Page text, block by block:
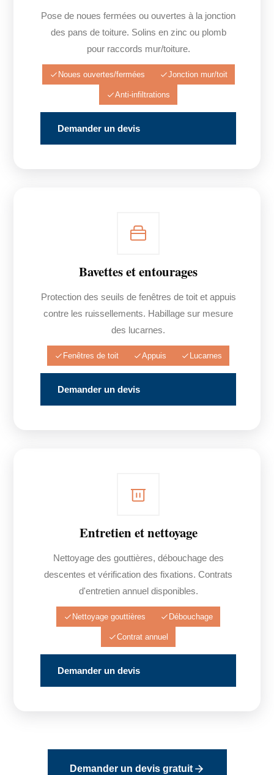
Pose de noues fermées ou ouvertes à la jonction
des pans de toiture. Solins en zinc ou plomb
pour raccords mur/toiture.
Noues ouvertes/fermées Jonction mur/toit
Anti-infiltrations
Demander un devis
Bavettes et entourages
Protection des seuils de fenêtres de toit et appuis
contre les ruissellements. Habillage sur mesure
des lucarnes.
Fenêtres de toit Appuis Lucarnes
Demander un devis
Entretien et nettoyage
Nettoyage des gouttières, débouchage des
descentes et vérification des fixations. Contrats
d'entretien annuel disponibles.
Nettoyage gouttières Débouchage
Contrat annuel
Demander un devis
Demander un devis gratuit